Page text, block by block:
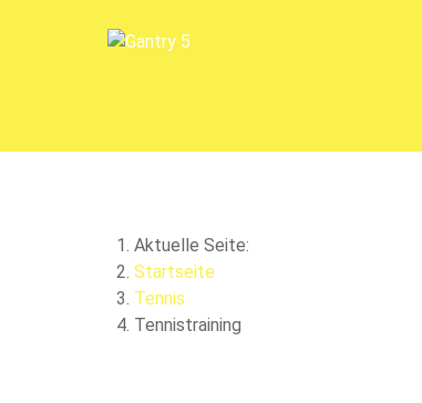
Aktuelle Seite:
Startseite
Tennis
Tennistraining